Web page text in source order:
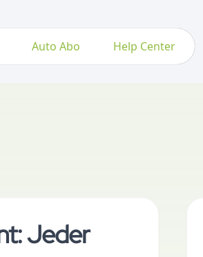
Auto Abo Help Center
Jeder